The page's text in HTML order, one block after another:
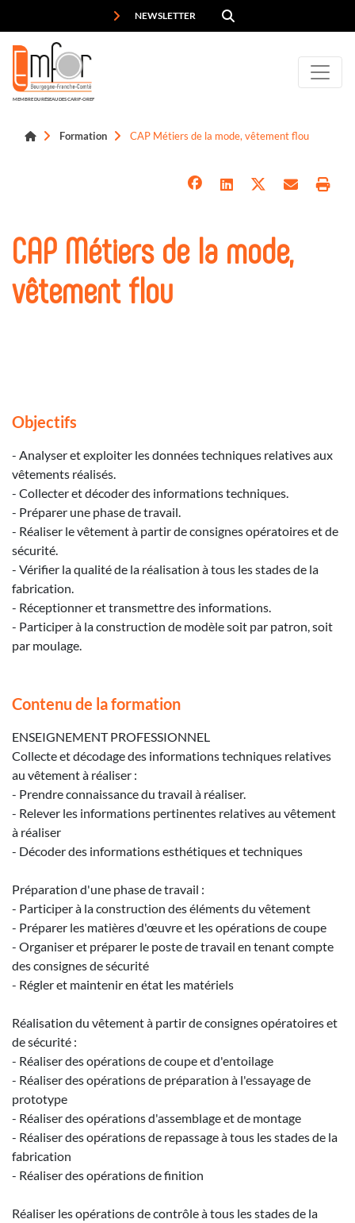
NEWSLETTER
MEMBRE DU RÉSEAU DES CARIF-OREF
Formation CAP Métiers de la mode, vêtement flou
CAP Métiers de la mode,
vêtement flou
Objectifs
- Analyser et exploiter les données techniques relatives aux
vêtements réalisés.
- Collecter et décoder des informations techniques.
- Préparer une phase de travail.
- Réaliser le vêtement à partir de consignes opératoires et de
sécurité.
- Vérifier la qualité de la réalisation à tous les stades de la
fabrication.
- Réceptionner et transmettre des informations.
- Participer à la construction de modèle soit par patron, soit
par moulage.
Contenu de la formation
ENSEIGNEMENT PROFESSIONNEL
Collecte et décodage des informations techniques relatives
au vêtement à réaliser :
- Prendre connaissance du travail à réaliser.
- Relever les informations pertinentes relatives au vêtement
à réaliser
- Décoder des informations esthétiques et techniques
Préparation d'une phase de travail :
- Participer à la construction des éléments du vêtement
- Préparer les matières d'œuvre et les opérations de coupe
- Organiser et préparer le poste de travail en tenant compte
des consignes de sécurité
- Régler et maintenir en état les matériels
Réalisation du vêtement à partir de consignes opératoires et
de sécurité :
- Réaliser des opérations de coupe et d'entoilage
- Réaliser des opérations de préparation à l'essayage de
prototype
- Réaliser des opérations d'assemblage et de montage
- Réaliser des opérations de repassage à tous les stades de la
fabrication
- Réaliser des opérations de finition
Réaliser les opérations de contrôle à tous les stades de la
Panneau de gestion des cookies